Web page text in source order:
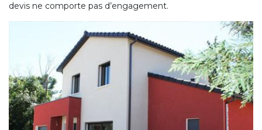
devis ne comporte pas d’engagement.